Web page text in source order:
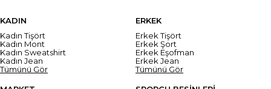
KADIN
Kadın Tişört
Kadın Mont
Kadın Sweatshirt
Kadın Jean
Tümünü Gör
ERKEK
Erkek Tişört
Erkek Şort
Erkek Eşofman
Erkek Jean
Tümünü Gör